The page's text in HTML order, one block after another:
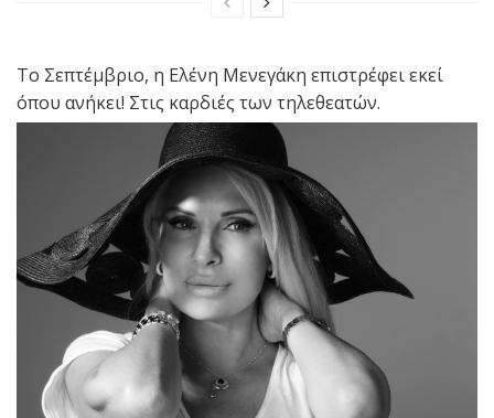
Το Σεπτέμβριο, η Ελένη Μενεγάκη επιστρέφει εκεί
όπου ανήκει! Στις καρδιές των τηλεθεατών.